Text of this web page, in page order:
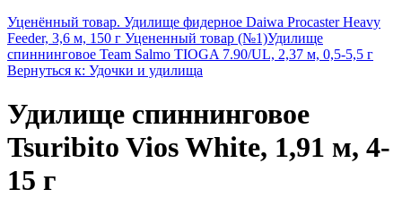
Уценённый товар. Удилище фидерное Daiwa Procaster Heavy
Feeder, 3,6 м, 150 г Уцененный товар (№1)Удилище
спиннинговое Team Salmo TIOGA 7.90/UL, 2,37 м, 0,5-5,5 г
Вернуться к: Удочки и удилища
Удилище спиннинговое
Tsuribito Vios White, 1,91 м, 4-
15 г